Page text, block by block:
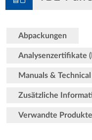
Abpackungen
Analysenzertifikate
Manuals &
Zusätzliche
Verwandte Produkte